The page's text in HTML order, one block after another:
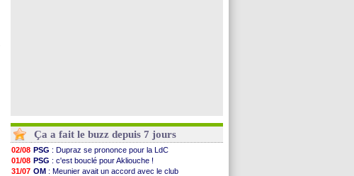
Ça a fait le buzz depuis 7 jours
02/08 PSG : Dupraz se prononce pour la LdC
01/08 PSG : c'est bouclé pour Akliouche !
31/07 OM : Meunier avait un accord avec le club